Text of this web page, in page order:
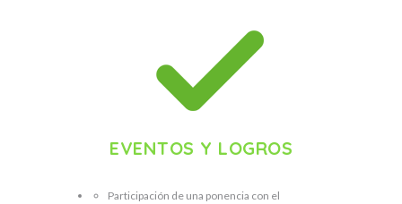
EVENTOS Y LOGROS
Participación de una ponencia con el